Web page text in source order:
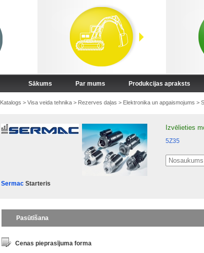
Sākums Par mums Produkcijas apraksts
Katalogs > Visa veida tehnika> Rezerves daļas > Elektronika un apgaismojums >
SermacStarteris
Izvēlieties
5Z35
Pasūtīšana
Cenas pieprasījuma forma